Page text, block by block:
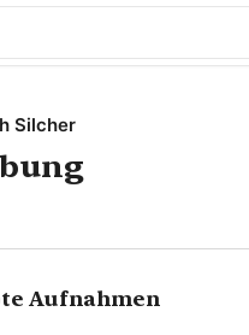
Silcher
Aufnahmen